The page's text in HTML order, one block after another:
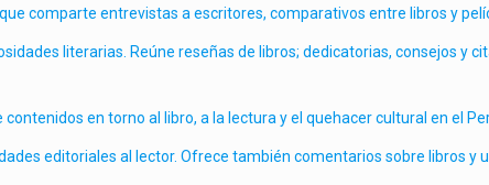
comparte entrevistas a escritores, comparativos entre libros y
literarias. Reúne reseñas de libros; dedicatorias, consejos y
en torno al libro, a la lectura y el quehacer cultural en el
editoriales al lector. Ofrece también comentarios sobre libros y